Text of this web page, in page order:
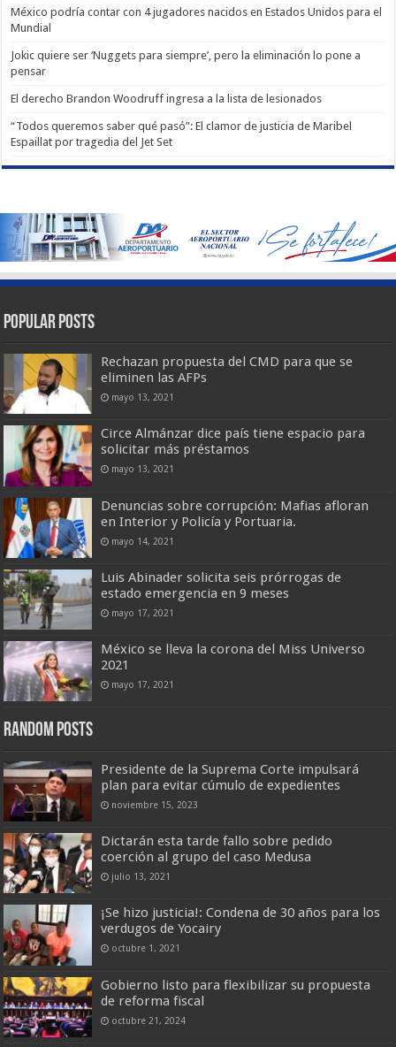
México podría contar con 4 jugadores nacidos en Estados Unidos para el
Mundial
Jokic quiere ser ‘Nuggets para siempre’, pero la eliminación lo pone a
pensar
El derecho Brandon Woodruff ingresa a la lista de lesionados
“Todos queremos saber qué pasó”: El clamor de justicia de Maribel
Espaillat por tragedia del Jet Set
Popular Posts
Rechazan propuesta del CMD para que se
eliminen las AFPs
mayo 13, 2021
Circe Almánzar dice país tiene espacio para
solicitar más préstamos
mayo 13, 2021
Denuncias sobre corrupción: Mafias afloran
en Interior y Policía y Portuaria.
mayo 14, 2021
Luis Abinader solicita seis prórrogas de
estado emergencia en 9 meses
mayo 17, 2021
México se lleva la corona del Miss Universo
2021
mayo 17, 2021
Random Posts
Presidente de la Suprema Corte impulsará
plan para evitar cúmulo de expedientes
noviembre 15, 2023
Dictarán esta tarde fallo sobre pedido
coerción al grupo del caso Medusa
julio 13, 2021
¡Se hizo justicia!: Condena de 30 años para los
verdugos de Yocairy
octubre 1, 2021
Gobierno listo para flexibilizar su propuesta
de reforma fiscal
octubre 21, 2024